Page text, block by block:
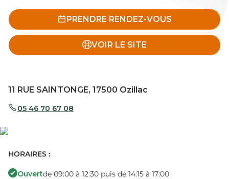
PRENDRE RENDEZ-VOUS
VOIR LE SITE
11 RUE SAINTONGE, 17500 Ozillac
05 46 70 67 08
HORAIRES :
Ouvertde 09:00 à 12:30 puis de 14:15 à 17:00